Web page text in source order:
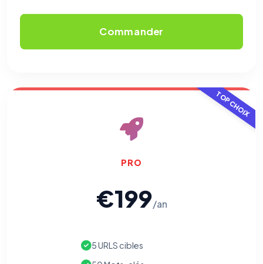
Commander
TOP CHOIX
PRO
€199/an
5 URLS cibles